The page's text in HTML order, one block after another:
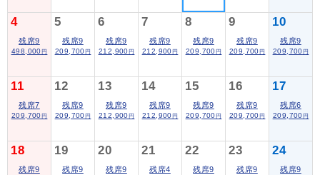
4
残席9
498,000 円
5
残席9
209,700 円
6
残席9
212,900 円
7
残席9
212,900 円
8
残席9
209,700 円
9
残席9
209,700 円
10
残席9
209,700 円
11
残席7
209,700 円
12
残席9
209,700 円
13
残席9
212,900 円
14
残席9
212,900 円
15
残席9
209,700 円
16
残席9
209,700 円
17
残席6
209,700 円
18
残席9
19
残席9
20
残席9
21
残席4
22
残席9
23
残席9
24
残席9